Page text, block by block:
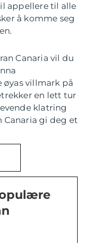
appellere til alle
å komme seg
Canaria vil du
villmark på
en lett tur
klatring
Canaria gi deg et